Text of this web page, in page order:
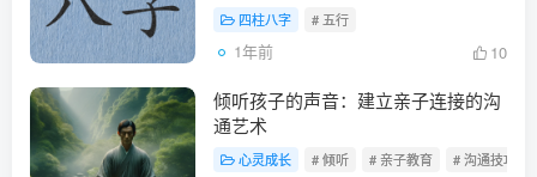
四柱八字 # 五行
1年前 10
倾听孩子的声音：建立亲子连接的沟
通艺术
心灵成长 # 倾听 # 亲子教育 # 沟通技巧